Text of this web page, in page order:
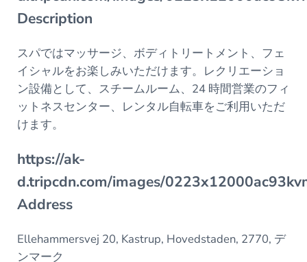
Description
スパではマッサージ、ボディトリートメント、フェ
イシャルをお楽しみいただけます。レクリエーショ
ン設備として、スチームルーム、24 時間営業のフィ
ットネスセンター、レンタル自転車をご利用いただ
けます。
https://ak-
d.tripcdn.com/images/
Address
Ellehammersvej 20, Kastrup, Hovedstaden, 2770, デ
ンマーク